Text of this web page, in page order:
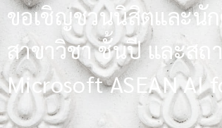
ขอเชิญชวนนิสิตและนั
สาขาวิชา ชั้นปี และสถ
Microsoft ASEAN AI